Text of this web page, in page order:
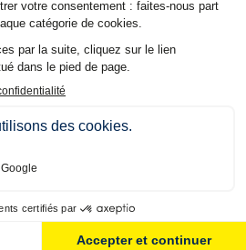
39,99 €
Produit en stock. Livraison 48H